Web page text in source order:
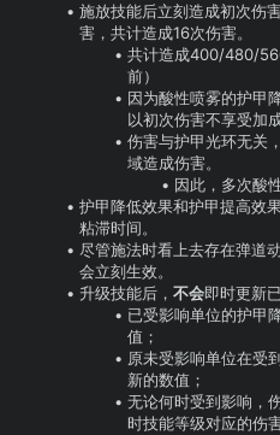
施放技能后立刻造成初次伤
害，共计造成16次伤害。
共计造成400/480/
前）
因为酸性喷雾的护甲
以初次伤害不享受加成
伤害与护甲光环无关
域造成伤害。
因此，多次酸
护甲降低效果和护甲提高效
粘滞时间。
尽管施法时看上去存在弹道
会立刻生效。
升级技能后，不会即时更新
已受影响单位的护甲
值；
原未受影响单位在受
新的数值；
无论何时受到影响，
时技能等级对应的伤害